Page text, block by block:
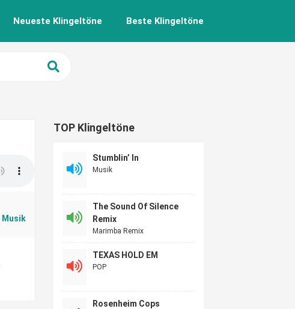
Neueste Klingeltöne Beste Klingeltöne
Musik
TOP Klingeltöne
Stumblin’ In
Musik
The Sound Of Silence
Remix
Marimba Remix
TEXAS HOLD EM
POP
Rosenheim Cops